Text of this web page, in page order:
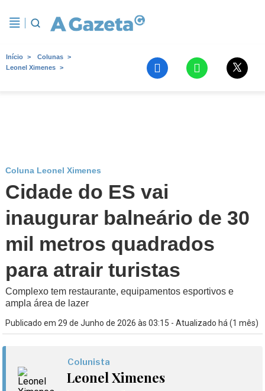
Início
Colunas
Leonel Ximenes
Coluna Leonel Ximenes
Cidade do ES vai
inaugurar balneário de 30
mil metros quadrados
para atrair turistas
Complexo tem restaurante, equipamentos esportivos e
ampla área de lazer
Publicado em 29 de Junho de 2026 às 03:15 - Atualizado há (1 mês)
Colunista
Leonel Ximenes